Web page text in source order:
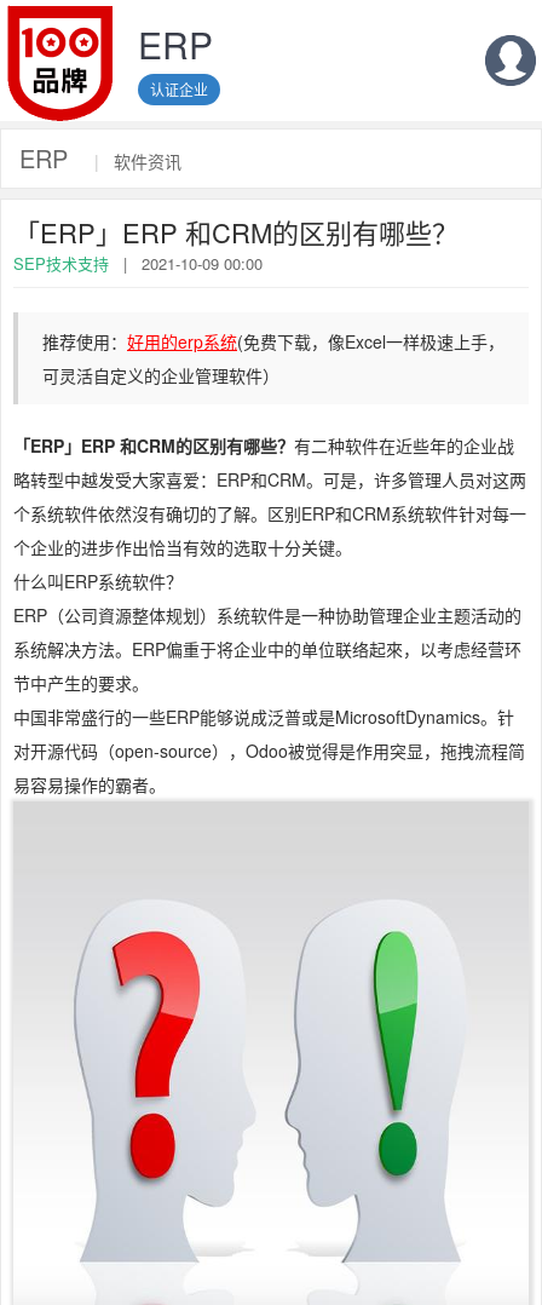
ERP
认证企业
ERP | 软件资讯
「ERP」ERP 和CRM的区别有哪些？
SEP技术支持 | 2021-10-09 00:00
推荐使用： 好用的erp系统(免费下载，像Excel一样极速上手，
可灵活自定义的企业管理软件）
「ERP」ERP 和CRM的区别有哪些？ 有二种软件在近些年的企业战
略转型中越发受大家喜爱：ERP和CRM。可是，许多管理人员对这两
个系统软件依然沒有确切的了解。区别ERP和CRM系统软件针对每一
个企业的进步作出恰当有效的选取十分关键。
什么叫ERP系统软件？
ERP（公司資源整体规划）系统软件是一种协助管理企业主题活动的
系统解决方法。ERP偏重于将企业中的单位联络起來，以考虑经营环
节中产生的要求。
中国非常盛行的一些ERP能够说成泛普或是MicrosoftDynamics。针
对开源代码（open-source），Odoo被觉得是作用突显，拖拽流程简
易容易操作的霸者。